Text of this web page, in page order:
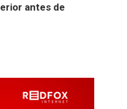
antes de